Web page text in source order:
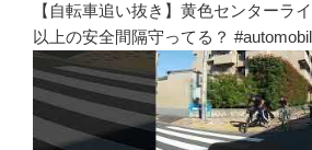
【自転車追い抜き】黄色センターラ
以上の安全間隔守ってる？